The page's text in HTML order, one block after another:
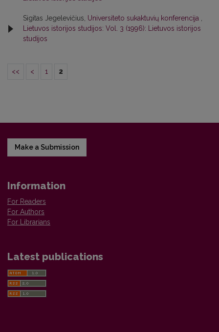
Sigitas Jegelevičius, Universiteto sukaktuvių konferencija ,
Lietuvos istorijos studijos: Vol. 3 (1996): Lietuvos istorijos
studijos
<< < 1 2
Make a Submission
Information
For Readers
For Authors
For Librarians
Latest publications